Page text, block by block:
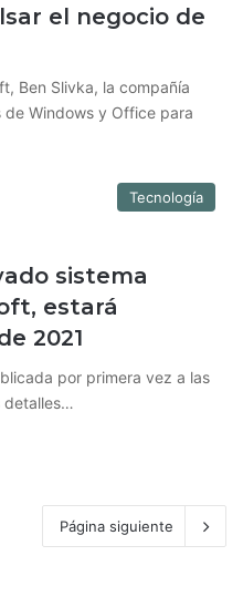
el negocio de
Ben Slivka, la compañía
Windows y Office para
Tecnología
sistema
estará
2021
por primera vez a las
detalles…
Página siguiente